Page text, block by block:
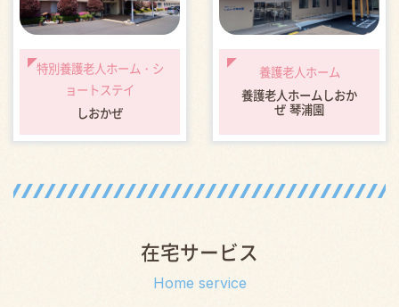
特別養護老人ホーム・シ
ョートステイ
しおかぜ
養護老人ホーム
養護老人ホームしおか
ぜ 琴浦園
在宅サービス
Home service